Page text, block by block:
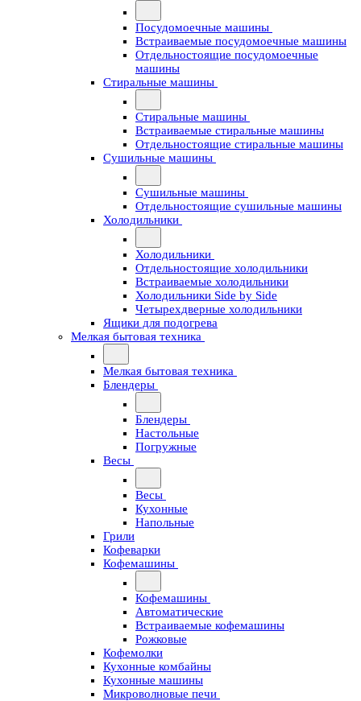
Посудомоечные машины
Встраиваемые посудомоечные машины
Отдельностоящие посудомоечные
машины
Стиральные машины
Стиральные машины
Встраиваемые стиральные машины
Отдельностоящие стиральные машины
Сушильные машины
Сушильные машины
Отдельностоящие сушильные машины
Холодильники
Холодильники
Отдельностоящие холодильники
Встраиваемые холодильники
Холодильники Side by Side
Четырехдверные холодильники
Ящики для подогрева
Мелкая бытовая техника
Мелкая бытовая техника
Блендеры
Блендеры
Настольные
Погружные
Весы
Весы
Кухонные
Напольные
Грили
Кофеварки
Кофемашины
Кофемашины
Автоматические
Встраиваемые кофемашины
Рожковые
Кофемолки
Кухонные комбайны
Кухонные машины
Микроволновые печи